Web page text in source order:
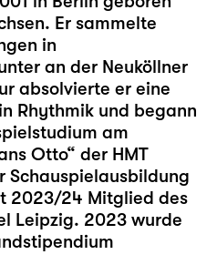
Er sammelte
in
an der Neuköllner
absolvierte er eine
Rhythmik und begann
am
Otto“ der HMT
Schauspielausbildung
2023/24 Mitglied des
Leipzig. 2023 wurde